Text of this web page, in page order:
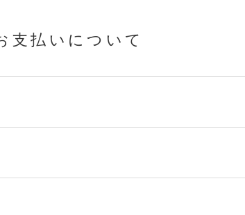
支払いについて